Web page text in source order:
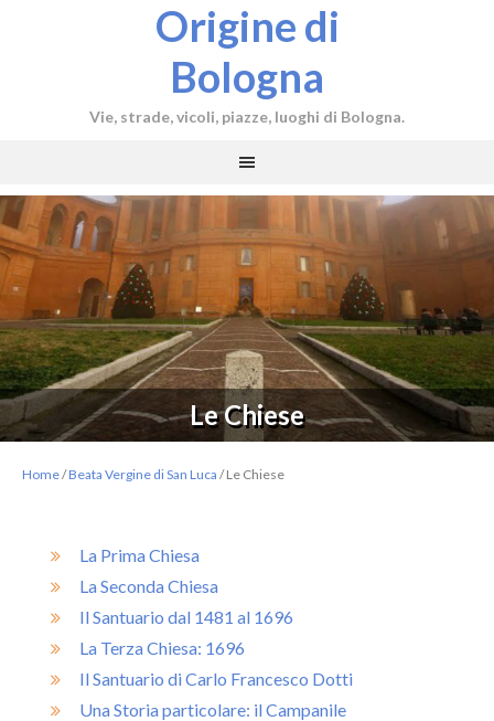
Origine di
Bologna
Vie, strade, vicoli, piazze, luoghi di Bologna.
Le Chiese
Home/Beata Vergine di San Luca /Le Chiese
La Prima Chiesa
La Seconda Chiesa
Il Santuario dal 1481 al 1696
La Terza Chiesa: 1696
Il Santuario di Carlo Francesco Dotti
Una Storia particolare: il Campanile